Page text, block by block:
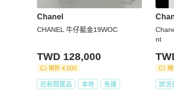
Chanel
CHANEL 牛仔藍金19WOC
TWD 128,000
現折 4,500
近新閒置品 本地 免運
nt
狀況